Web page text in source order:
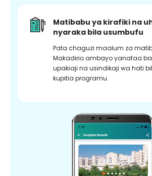
Matibabu ya kirafiki na
nyaraka bila usumbufu
Pata chaguzi maalum za
Makadirio ambayo yanafaa
upakiaji na usindikaji wa hati
kupitia programu.